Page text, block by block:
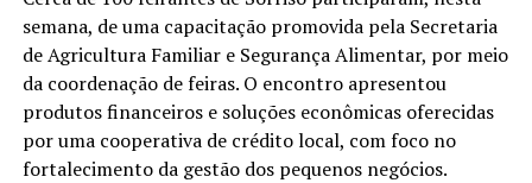
semana, de uma capacitação promovida pela Secretaria
de Agricultura Familiar e Segurança Alimentar, por meio
da coordenação de feiras. O encontro apresentou
produtos financeiros e soluções econômicas oferecidas
por uma cooperativa de crédito local, com foco no
fortalecimento da gestão dos pequenos negócios.